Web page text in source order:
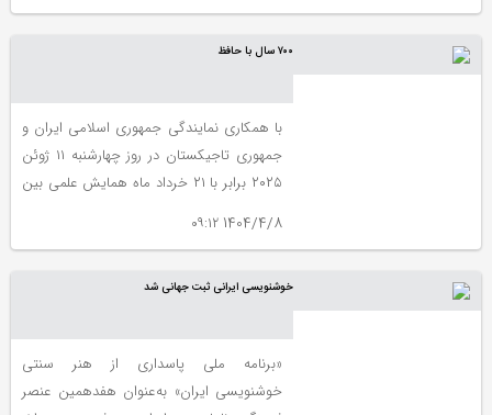
۷۰۰ سال با حافظ
با همکاری نمايندگی جمهوری اسلامی ايران و
جمهوری تاجيکستان در روز چهارشنبه ۱۱ ژوئن
۲۰۲۵ برابر با ۲۱ خرداد ماه همايش علمی بين
1404/4/8 ۰۹:۱۲
خوشنویسی ایرانی ثبت جهانی شد
«برنامه ملی پاسداری از هنر سنتی
خوشنویسی ایران» به‌عنوان هفدهمین عنصر